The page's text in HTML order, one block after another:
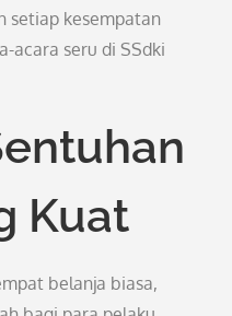
setiap kesempatan
acara seru di SSdki
Kuat
belanja biasa,